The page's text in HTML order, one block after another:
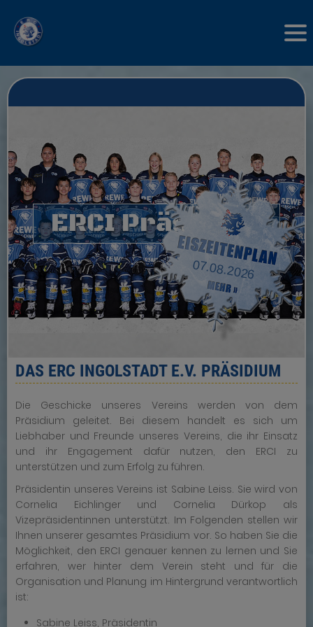
07.08.2026
ERCI Präsidium
DAS ERC INGOLSTADT E.V. PRÄSIDIUM
Die Geschicke unseres Vereins werden von dem
Präsidium geleitet. Bei diesem handelt es sich um
Liebhaber und Freunde unseres Vereins, die ihr Einsatz
und ihr Engagement dafür nutzen, den ERCI zu
unterstützen und zum Erfolg zu führen.
Präsidentin unseres Vereins ist Sabine Leiss. Sie wird von
Cornelia Eichlinger und Cornelia Dürkop als
Vizepräsidentinnen unterstützt. Im Folgenden stellen wir
Ihnen unserer gesamtes Präsidium vor. So haben Sie die
Möglichkeit, den ERCI genauer kennen zu lernen und Sie
erfahren, wer hinter dem Verein steht und für die
Organisation und Planung im Hintergrund verantwortlich
ist:
Sabine Leiss, Präsidentin